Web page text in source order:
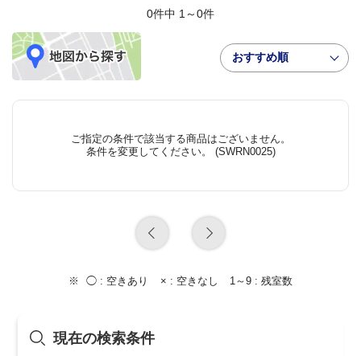
0件中 1～0件
おすすめ順
ご指定の条件で該当する商品はございません。
条件を変更してください。 (SWRN0025)
◯ : 空きあり × : 空きなし 1～9 : 残室数
現在の検索条件